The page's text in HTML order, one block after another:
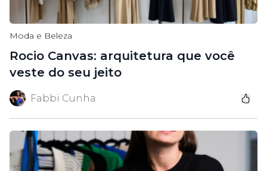
Moda e Beleza
Rocio Canvas: arquitetura que você
veste do seu jeito
Fabbi Cunha